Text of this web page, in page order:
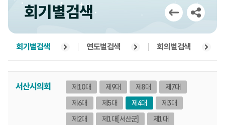
상세검색
부록검색
5분자유발언
회기별검색
회기별검색 연도별검색 회의별검색
서산시의회 제10대 제9대 제8대
제7대
제6대
제5대 제4대
제3대
제2대
제1대[서산군] 제1대